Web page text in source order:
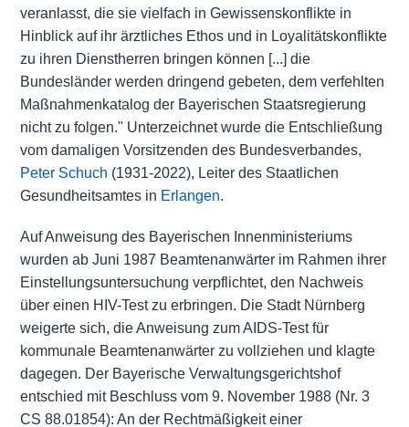
veranlasst, die sie vielfach in Gewissenskonflikte in
Hinblick auf ihr ärztliches Ethos und in Loyalitätskonflikte
zu ihren Dienstherren bringen können [...] die
Bundesländer werden dringend gebeten, dem verfehlten
Maßnahmenkatalog der Bayerischen Staatsregierung
nicht zu folgen." Unterzeichnet wurde die Entschließung
vom damaligen Vorsitzenden des Bundesverbandes,
Peter Schuch (1931-2022), Leiter des Staatlichen
Gesundheitsamtes in Erlangen.
Auf Anweisung des Bayerischen Innenministeriums
wurden ab Juni 1987 Beamtenanwärter im Rahmen ihrer
Einstellungsuntersuchung verpflichtet, den Nachweis
über einen HIV-Test zu erbringen. Die Stadt Nürnberg
weigerte sich, die Anweisung zum AIDS-Test für
kommunale Beamtenanwärter zu vollziehen und klagte
dagegen. Der Bayerische Verwaltungsgerichtshof
entschied mit Beschluss vom 9. November 1988 (Nr. 3
CS 88.01854): An der Rechtmäßigkeit einer